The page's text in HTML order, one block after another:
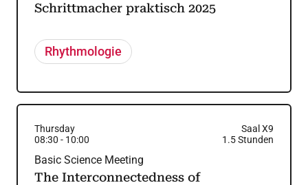
Schrittmacher praktisch 2025
Rhythmologie
Thursday
Saal X9
08:30 - 10:00 1.5Stunden
Basic Science Meeting
The Interconnectedness of